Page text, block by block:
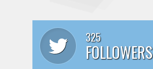
325
FOLLOWERS